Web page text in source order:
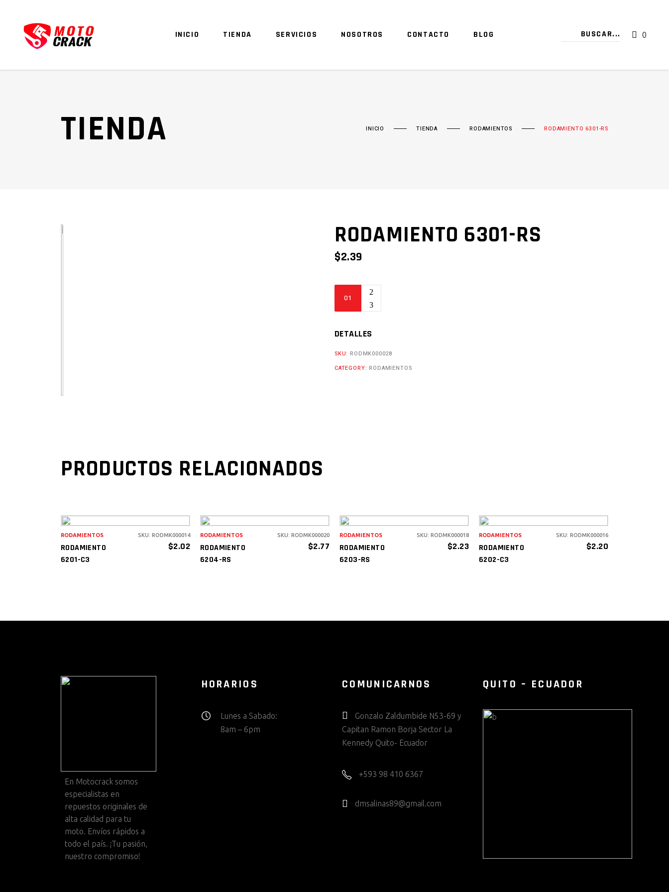
INICIO TIENDA SERVICIOS NOSOTROS CONTACTO BLOG 0
TU CARRITO ESTÁ VACÍO.
TIENDA INICIO TIENDA RODAMIENTOS RODAMIENTO 6301-RS
RODAMIENTO 6301-RS
$2.39
RODAMIENTO
Cantidad
DETALLES
SKU: RODMK000028
CATEGORY: RODAMIENTOS
PRODUCTOS RELACIONADOS
RODAMIENTO
6201-C3
$2.02
RODAMIENTOS SKU: RODMK000014
RODAMIENTO
6204-RS
$2.77
RODAMIENTOS SKU: RODMK000020
RODAMIENTO
6203-RS
$2.23
RODAMIENTOS SKU: RODMK000018
RODAMIENTO
6202-C3
$2.20
RODAMIENTOS SKU: RODMK000016
En Motocrack somos
especialistas en
repuestos originales de
alta calidad para tu
moto. Envíos rápidos a
todo el país. ¡Tu pasión,
nuestro compromiso!
HORARIOS
Lunes a Sabado:
8am – 6pm
COMUNICARNOS
Gonzalo Zaldumbide N53-69 y
Capitan Ramon Borja Sector La
Kennedy Quito- Ecuador
+593 98 410 6367
dmsalinas89@gmail.com
QUITO – ECUADOR